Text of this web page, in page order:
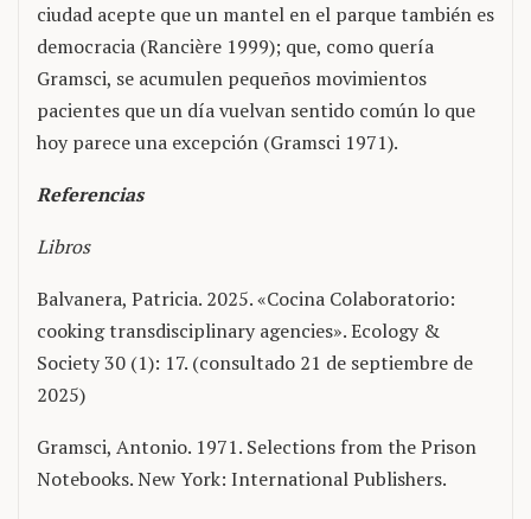
ciudad acepte que un mantel en el parque también es
democracia (Rancière 1999); que, como quería
Gramsci, se acumulen pequeños movimientos
pacientes que un día vuelvan sentido común lo que
hoy parece una excepción (Gramsci 1971).
Referencias
Libros
Balvanera, Patricia. 2025. «Cocina Colaboratorio:
cooking transdisciplinary agencies». Ecology &
Society 30 (1): 17. (consultado 21 de septiembre de
2025)
Gramsci, Antonio. 1971. Selections from the Prison
Notebooks. New York: International Publishers.